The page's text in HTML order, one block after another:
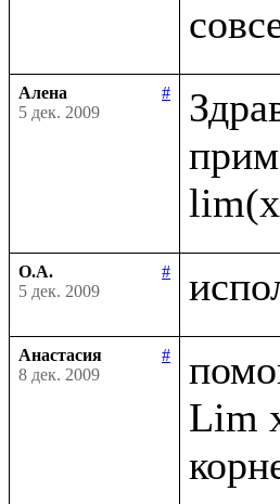
Алена
#
5 дек. 2009
О.А.
#
5 дек. 2009
Анастасия
#
8 дек. 2009
Lim